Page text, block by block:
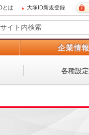
とは 大塚ID新規登録
企業情報
各種設定